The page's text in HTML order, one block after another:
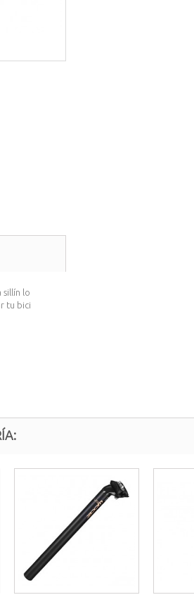
sillín lo
tu bici